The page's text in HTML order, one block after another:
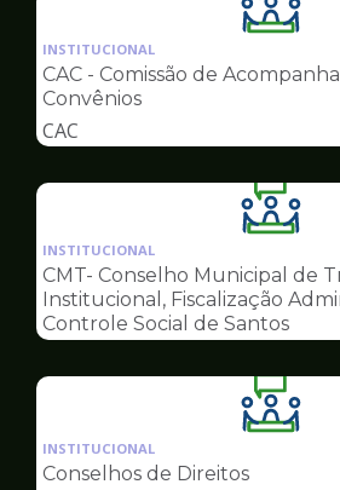
da
pagina
INSTITUCIONAL
CAC - Comissão de
Convênios
CAC
da
pagina
de
INSTITUCIONAL
CMT- Conselho Municipal de
Institucional, Fiscalização
Controle Social de Santos
da
INSTITUCIONAL
Conselhos de Direitos